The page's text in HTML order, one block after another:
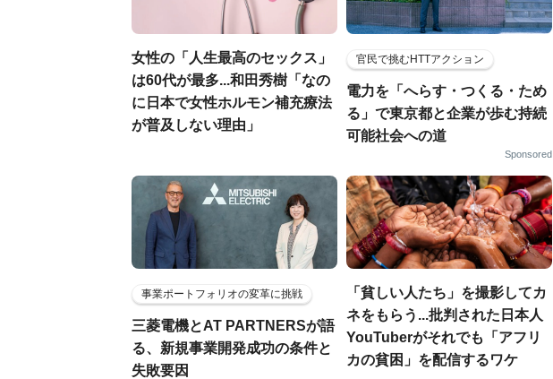
女性の「人生最高のセックス」
は60代が最多...和田秀樹「なの
に日本で女性ホルモン補充療法
が普及しない理由」
官民で挑むHTTアクション
電力を「へらす・つくる・ため
る」で東京都と企業が歩む持続
可能社会への道
Sponsored
事業ポートフォリオの変革に挑戦
三菱電機とAT PARTNERSが語
る、新規事業開発成功の条件と
失敗要因
「貧しい人たち」を撮影してカ
ネをもらう...批判された日本人
YouTuberがそれでも「アフリ
カの貧困」を配信するワケ